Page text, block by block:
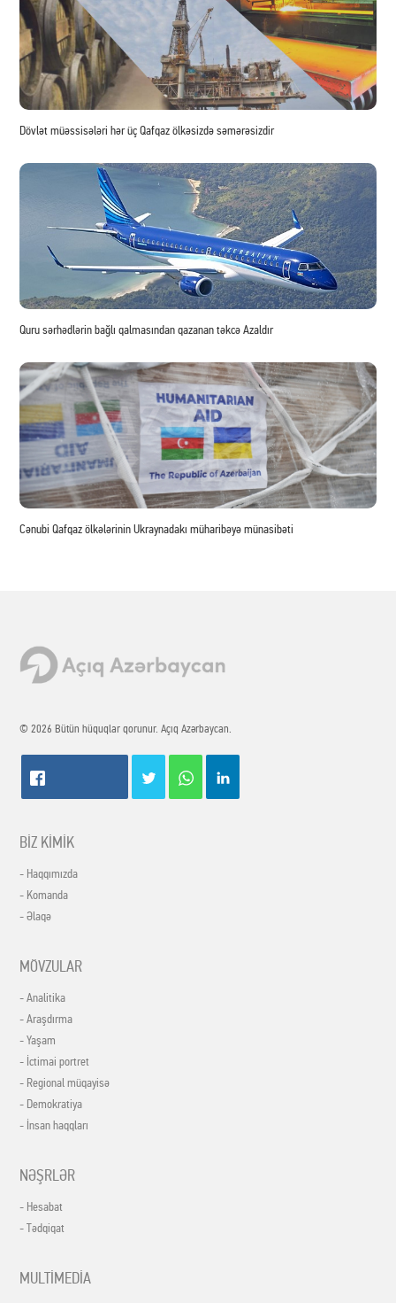
Dövlət müəssisələri hər üç Qafqaz ölkəsizdə səmərəsizdir
Quru sərhədlərin bağlı qalmasından qazanan təkcə Azaldır
Cənubi Qafqaz ölkələrinin Ukraynadakı müharibəyə münasibəti
© 2026 Bütün hüquqlar qorunur. Açıq Azərbaycan.
BİZ KİMİK
- Haqqımızda
- Komanda
- Əlaqə
MÖVZULAR
- Analitika
- Araşdırma
- Yaşam
- İctimai portret
- Regional müqayisə
- Demokratiya
- İnsan haqqları
NƏŞRLƏR
- Hesabat
- Tədqiqat
MULTİMEDİA